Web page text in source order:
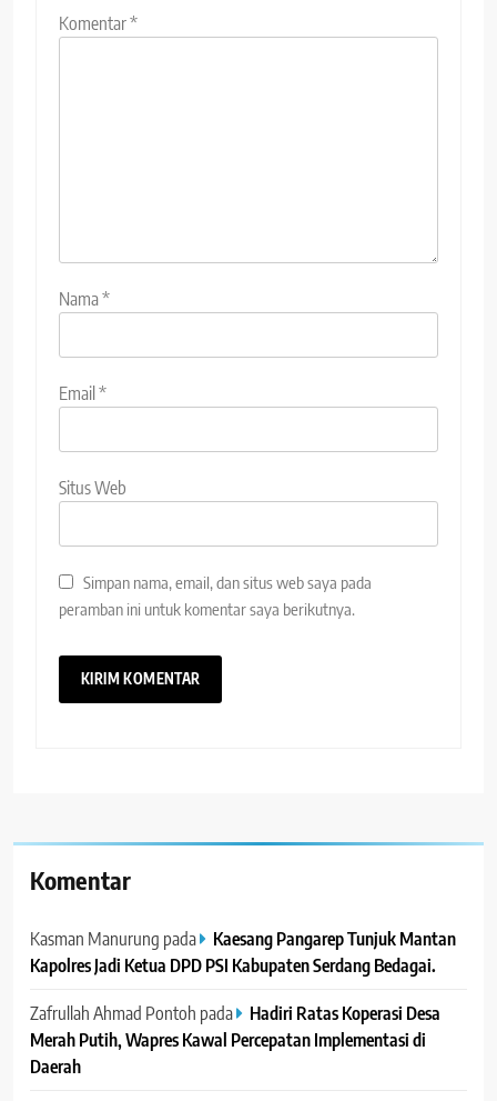
Komentar*
Nama*
Email *
Situs Web
Simpan nama, email, dan situs web saya pada
peramban ini untuk komentar saya berikutnya.
Komentar
Kasman Manurung pada
Kaesang Pangarep Tunjuk Mantan
Kapolres Jadi Ketua DPD PSI Kabupaten Serdang Bedagai. ‎ ‎
Zafrullah Ahmad Pontoh pada
Hadiri Ratas Koperasi Desa
Merah Putih, Wapres Kawal Percepatan Implementasi di
Daerah